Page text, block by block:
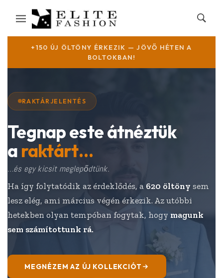
+150 ÚJ ÖLTÖNY ÉRKEZIK — JÖVŐ HÉTEN A
BOLTOKBAN!
RAKTÁRJELENTÉS
Tegnap este átnéztük
a raktárt…
…és egy kicsit meglepődtünk.
Ha így folytatódik az érdeklődés, a 620 öltöny sem
lesz elég, ami március végén érkezik. Az utóbbi
hetekben olyan tempóban fogytak, hogy magunk
sem számítottunk rá.
MEGNÉZEM AZ ÚJ KOLLEKCIÓT